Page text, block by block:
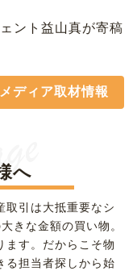
ント益山真が寄稿
メディア取材情報
へ
取引は大抵重要なシ
きな金額の買い物。
ます。だからこそ物
る担当者探しから始